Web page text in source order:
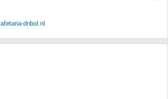
dnbol.nl